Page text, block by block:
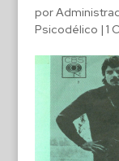
por
Psicodélico | 1